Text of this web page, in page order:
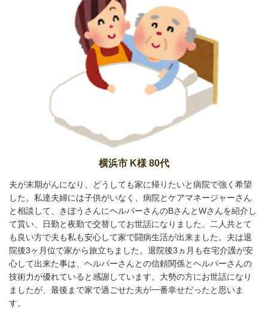
横浜市 K様 80代
夫が末期がんになり、どうしても家に帰りたいと病院で強く希望
した。私達夫婦には子供がいなく、病院とケアマネージャーさん
と相談して、きぼうさんにヘルパーさんのBさんとWさんを紹介し
て貰い、日勤と夜勤で交替してお世話になりました。二人共とて
も良い方で夫も私も安心して家で闘病生活が出来ました。夫は退
院後3ヶ月位で家から旅立ちました。退院後3ヵ月も在宅介護が安
心して出来た事は、ヘルパーさんとの信頼関係とヘルパーさんの
技術力が優れていると感謝しています。大勢の方にお世話になり
ましたが、最後まで家で過ごせた夫が一番幸せだったと思いま
す。